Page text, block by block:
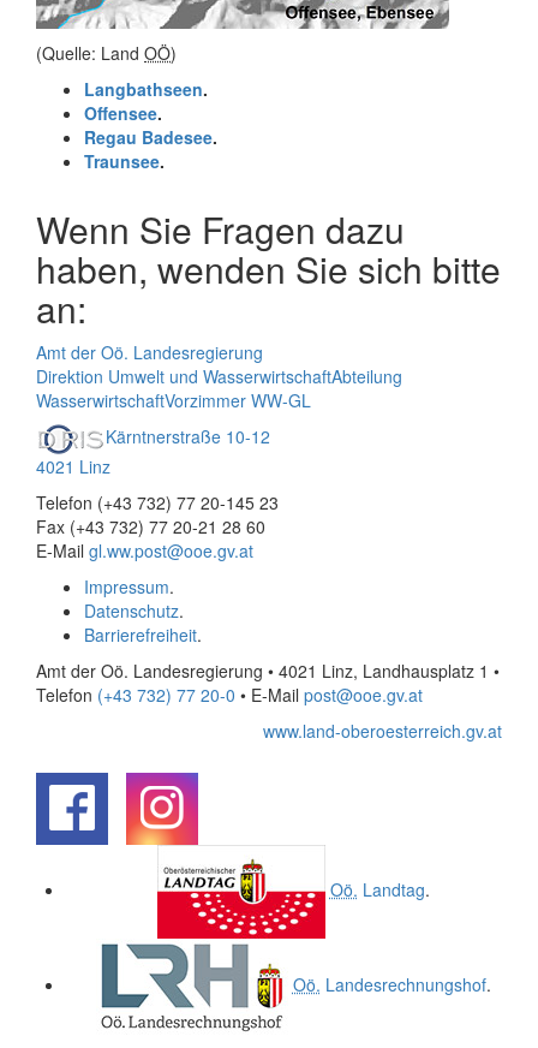
(Quelle: Land OÖ)
Langbathseen.
Offensee.
Regau Badesee.
Traunsee.
Wenn Sie Fragen dazu
haben, wenden Sie sich bitte
an:
Amt der Oö. Landesregierung
Direktion Umwelt und WasserwirtschaftAbteilung
WasserwirtschaftVorzimmer WW-GL
Kärntnerstraße 10-12
4021 Linz
Telefon (+43 732) 77 20-145 23
Fax (+43 732) 77 20-21 28 60
E-Mail gl.ww.post@ooe.gv.at
Impressum.
Datenschutz.
Barrierefreiheit.
Amt der Oö. Landesregierung • 4021 Linz, Landhausplatz 1 •
Telefon (+43 732) 77 20-0 • E-Mail post@ooe.gv.at
www.land-oberoesterreich.gv.at
Oö. Landtag.
Oö. Landesrechnungshof.